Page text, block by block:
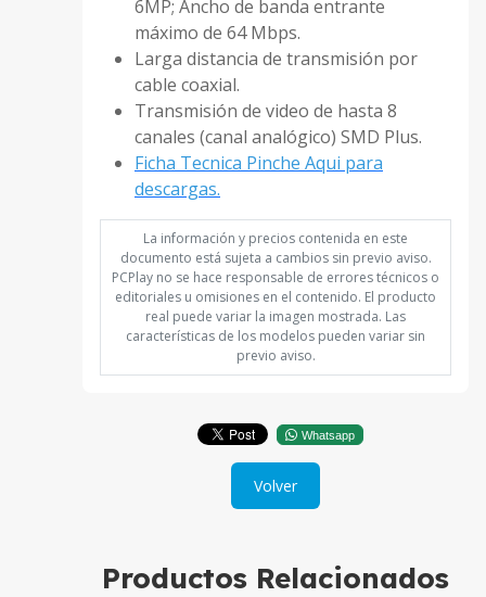
6MP; Ancho de banda entrante
máximo de 64 Mbps.
Larga distancia de transmisión por
cable coaxial.
Transmisión de video de hasta 8
canales (canal analógico) SMD Plus.
Ficha Tecnica Pinche Aqui para
descargas.
La información y precios contenida en este
documento está sujeta a cambios sin previo aviso.
PCPlay no se hace responsable de errores técnicos o
editoriales u omisiones en el contenido. El producto
real puede variar la imagen mostrada. Las
características de los modelos pueden variar sin
previo aviso.
Whatsapp
Volver
Productos Relacionados